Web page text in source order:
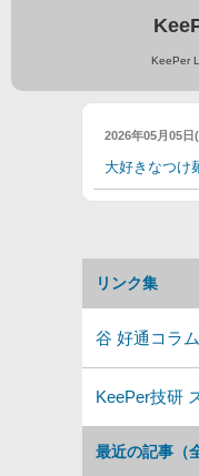
KeePer
2026年05月05日
大好きなつけ
最近の記事（
リンク集
谷 好通コラム
KeePer技研